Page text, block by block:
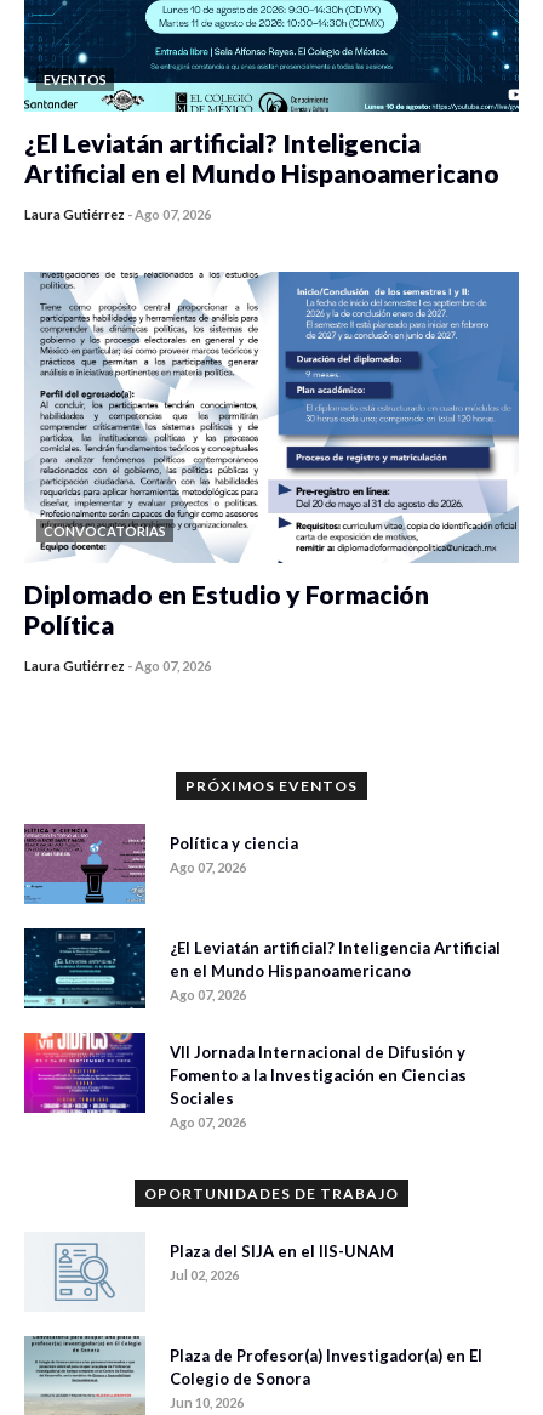
EVENTOS
¿El Leviatán artificial? Inteligencia
Artificial en el Mundo Hispanoamericano
Laura Gutiérrez -Ago 07, 2026
CONVOCATORIAS
Diplomado en Estudio y Formación
Política
Laura Gutiérrez -Ago 07, 2026
PRÓXIMOS EVENTOS
Política y ciencia
Ago 07, 2026
¿El Leviatán artificial? Inteligencia Artificial
en el Mundo Hispanoamericano
Ago 07, 2026
VII Jornada Internacional de Difusión y
Fomento a la Investigación en Ciencias
Sociales
Ago 07, 2026
OPORTUNIDADES DE TRABAJO
Plaza del SIJA en el IIS-UNAM
Jul 02, 2026
Plaza de Profesor(a) Investigador(a) en El
Colegio de Sonora
Jun 10, 2026